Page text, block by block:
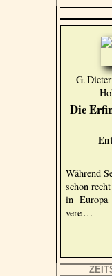
G.
Die
Während
schon
in Europa
vere …